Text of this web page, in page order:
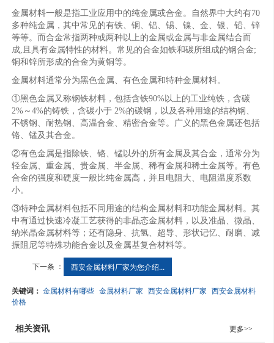
金属材料一般是指工业应用中的纯金属或合金。自然界中大约有70
多种纯金属，其中常见的有铁、铜、铝、锡、镍、金、银、铅、锌
等等。而合金常指两种或两种以上的金属或金属与非金属结合而
成,且具有金属特性的材料。常见的合金如铁和碳所组成的钢合金;
铜和锌所形成的合金为黄铜等。
金属材料通常分为黑色金属、有色金属和特种金属材料。
①黑色金属又称钢铁材料，包括含铁90%以上的工业纯铁，含碳
2%～4%的铸铁，含碳小于 2%的碳钢，以及各种用途的结构钢、
不锈钢、耐热钢、高温合金、精密合金等。广义的黑色金属还包括
铬、锰及其合金。
②有色金属是指除铁、铬、锰以外的所有金属及其合金，通常分为
轻金属、重金属、贵金属、半金属、稀有金属和稀土金属等。有色
合金的强度和硬度一般比纯金属高，并且电阻大、电阻温度系数
小。
③特种金属材料包括不同用途的结构金属材料和功能金属材料。其
中有通过快速冷凝工艺获得的非晶态金属材料，以及准晶、微晶、
纳米晶金属材料等；还有隐身、抗氢、超导、形状记忆、耐磨、减
振阻尼等特殊功能合金以及金属基复合材料等。
下一条 ： 西安金属材料厂家为您介绍...
关键词：金属材料有哪些 金属材料厂家 西安金属材料厂家 西安金属材料
价格
相关资讯 更多>>